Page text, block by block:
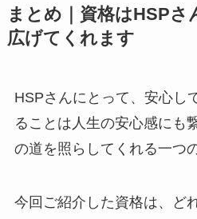
まとめ｜資格はHSPさ
広げてくれます
HSPさんにとって、安心し
ることは人生の安心感にも
の道を照らしてくれる一つ
今回ご紹介した資格は、ど